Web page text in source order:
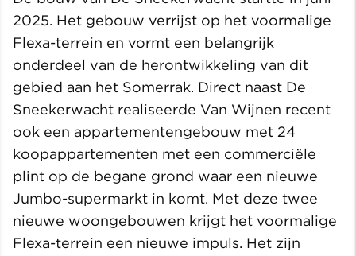
2025. Het gebouw verrijst op het voormalige
Flexa-terrein en vormt een belangrijk
onderdeel van de herontwikkeling van dit
gebied aan het Somerrak. Direct naast De
Sneekerwacht realiseerde Van Wijnen recent
ook een appartementengebouw met 24
koopappartementen met een commerciële
plint op de begane grond waar een nieuwe
Jumbo-supermarkt in komt. Met deze twee
nieuwe woongebouwen krijgt het voormalige
Flexa-terrein een nieuwe impuls. Het zijn